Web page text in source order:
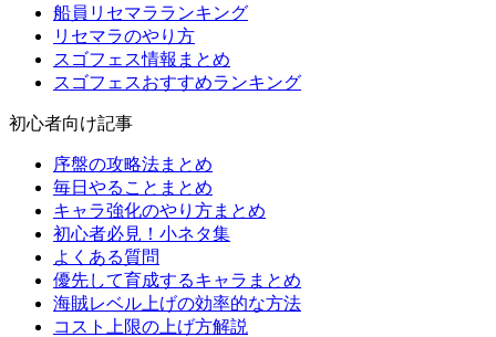
船員リセマラランキング
リセマラのやり方
スゴフェス情報まとめ
スゴフェスおすすめランキング
初心者向け記事
序盤の攻略法まとめ
毎日やることまとめ
キャラ強化のやり方まとめ
初心者必見！小ネタ集
よくある質問
優先して育成するキャラまとめ
海賊レベル上げの効率的な方法
コスト上限の上げ方解説